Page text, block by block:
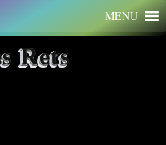
MENU
Rets
: Mouans-